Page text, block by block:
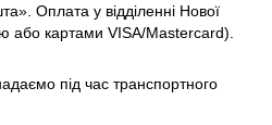
Оплата у відділенні Нової
або картами VISA/Mastercard).
під час транспортного